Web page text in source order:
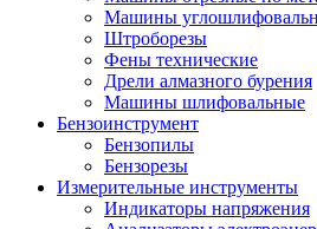
Машины
Штроборезы
Фены технические
Дрели алмазного бурения
Машины шлифовальные
Бензоинструмент
Бензопилы
Бензорезы
Измерительные инструменты
Индикаторы напряжения